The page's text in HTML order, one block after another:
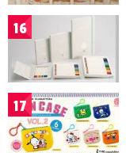
16
17